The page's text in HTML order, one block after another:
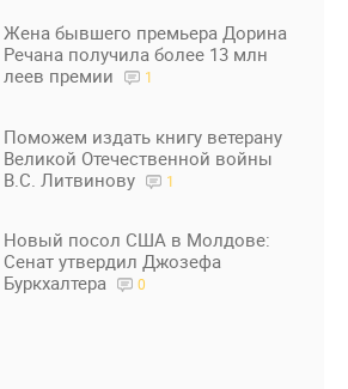
Жена бывшего премьера Дорина
Речана получила более 13 млн
леев премии
1
Поможем издать книгу ветерану
Великой Отечественной войны
В.С. Литвинову
1
Новый посол США в Молдове:
Сенат утвердил Джозефа
Буркхалтера
0